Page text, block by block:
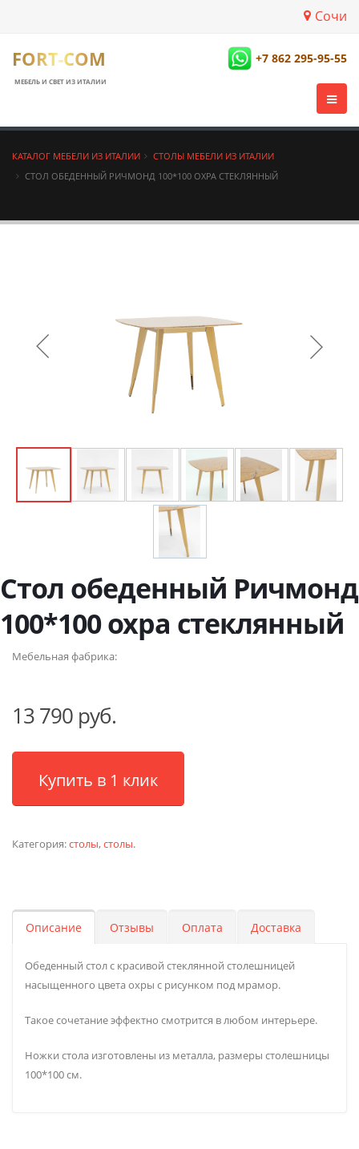
Сочи
FORT-COM
МЕБЕЛЬ И СВЕТ ИЗ ИТАЛИИ
+7 862 295-95-55
КАТАЛОГ МЕБЕЛИ ИЗ ИТАЛИИ
СТОЛЫ МЕБЕЛИ ИЗ ИТАЛИИ
СТОЛ ОБЕДЕННЫЙ РИЧМОНД 100*100 ОХРА СТЕКЛЯННЫЙ
Стол обеденный Ричмонд
100*100 охра стеклянный
Мебельная фабрика:
13 790 руб.
Купить в 1 клик
Категория:столы,столы.
Описание Отзывы Оплата Доставка
Обеденный стол с красивой стеклянной столешницей
насыщенного цвета охры с рисунком под мрамор.
Такое сочетание эффектно смотрится в любом интерьере.
Ножки стола изготовлены из металла, размеры столешницы
100*100 см.